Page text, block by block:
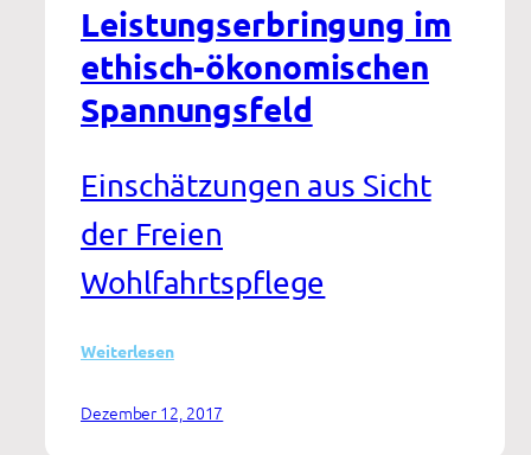
Leistungserbringung im
ethisch-ökonomischen
Spannungsfeld
Einschätzungen aus Sicht
der Freien
Wohlfahrtspflege
Weiterlesen:
ethisch-
Dezember 12, 2017